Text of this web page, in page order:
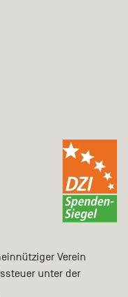
Verein
unter der